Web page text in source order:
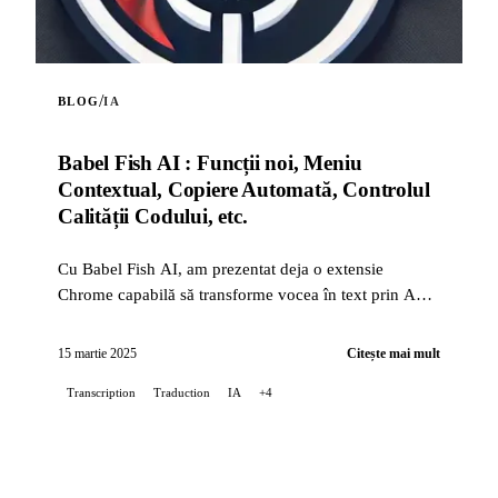
BLOG/IA
Babel Fish AI : Funcții noi, Meniu
Contextual, Copiere Automată, Controlul
Calității Codului, etc.
Cu Babel Fish AI, am prezentat deja o extensie
Chrome capabilă să transforme vocea în text prin API-
traduc...
15 martie 2025 Citește mai mult
Transcription Traduction IA +4